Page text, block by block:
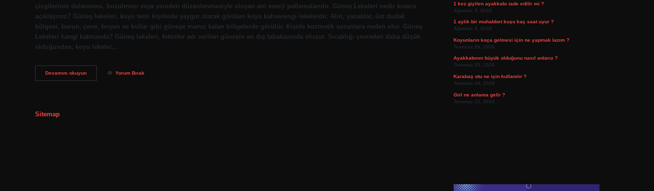
çizgilerinin dolanması, bozulması veya yeniden düzenlenmesiyle oluşan ani enerji patlamalarıdır. Güneş Lekeleri nedir kısaca
açıklayınız? Güneş lekeleri, koyu tenli kişilerde yaygın olarak görülen koyu kahverengi lekelerdir. Alın, yanaklar, üst dudak
bölgesi, burun, çene, boyun ve kollar gibi güneşe maruz kalan bölgelerde görülür. Kişide kozmetik sorunlara neden olur. Güneş
Lekeleri hangi katmanda? Güneş lekeleri, fotosfer adı verilen güneşin en dış tabakasında oluşur. Sıcaklığı çevreden daha düşük
olduğundan, koyu lekeler…
Devamını okuyunGüneş
Lekeleri
Yorum Bırak
Sitemap
1 kez giyilen ayakkabı iade edilir mi ?
Ağustos 3, 2026
1 aylık bir muhabbet kuşu kaç saat uyur ?
Ağustos 3, 2026
Koyunların koça gelmesi için ne yapmak lazım ?
Temmuz 26, 2026
Ayakkabının büyük olduğunu nasıl anlarız ?
Temmuz 25, 2026
Karabaş otu ne için kullanılır ?
Temmuz 24, 2026
Girl ne anlama gelir ?
Temmuz 22, 2026